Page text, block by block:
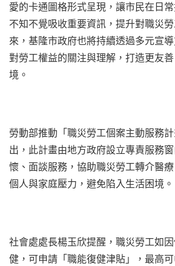
愛的卡通圖格形式呈現，讓市民在日
不知不覺吸收重要資訊，提升對職災
來，基隆市政府也將持續透過多元宣
對勞工權益的關注與理解，打造更友
境。
勞動部推動「職災勞工個案主動服務
出，此計畫由地方政府設立專責服務
懷、面談服務，協助職災勞工轉介醫
個人與家庭壓力，避免陷入生活困境。
社會處處長楊玉欣提醒，職災勞工如
健，可申請「職能復健津貼」，最高